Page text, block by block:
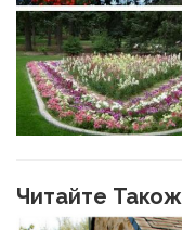
Читайте Також